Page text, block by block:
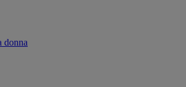
donna